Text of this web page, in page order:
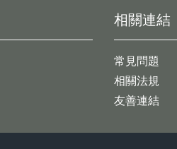
相關連結
常見問題
相關法規
友善連結